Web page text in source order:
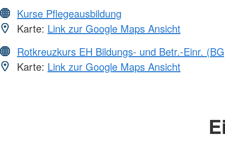
Kurse Pflegeausbildung
Karte: Link zur Google Maps Ansicht
Rotkreuzkurs EH Bildungs- und Betr.-Einr.
Karte: Link zur Google Maps Ansicht